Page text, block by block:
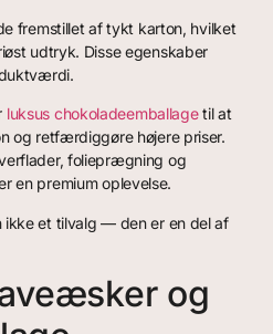
fremstillet af tykt karton, hvilket
udtryk. Disse egenskaber
luksus chokoladeemballagetil at
og retfærdiggøre højere priser.
folieprægning og
en premium oplevelse.
ikke et tilvalg — den er en del af
og